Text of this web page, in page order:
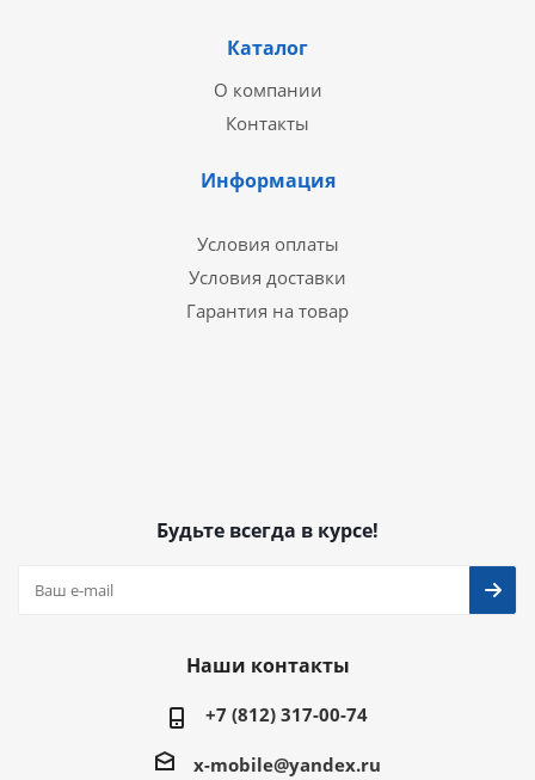
Каталог
О компании
Контакты
Информация
Условия оплаты
Условия доставки
Гарантия на товар
Будьте всегда в курсе!
Наши контакты
+7 (812) 317-00-74
x-mobile@yandex.ru